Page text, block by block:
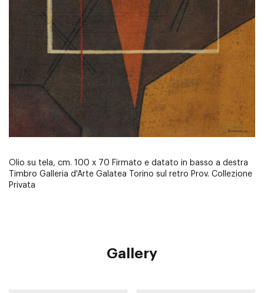
Olio su tela, cm. 100 x 70 Firmato e datato in basso a destra
Timbro Galleria d'Arte Galatea Torino sul retro Prov. Collezione
Privata
Gallery